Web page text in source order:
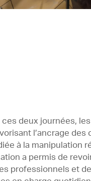
ces deux journées,
l’ancrage
à la manipulation
a permis de
professionnels et